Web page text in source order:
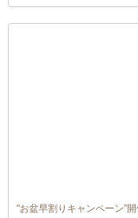
"お盆早割りキャンペーン”開